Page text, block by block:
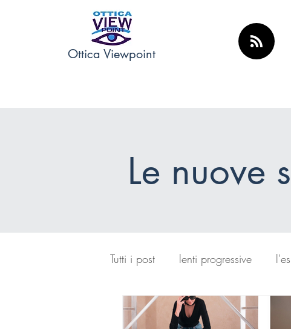
Ottica Viewpoint
Le nuove
Tutti i post lenti progressive
Progressione Miopica contest